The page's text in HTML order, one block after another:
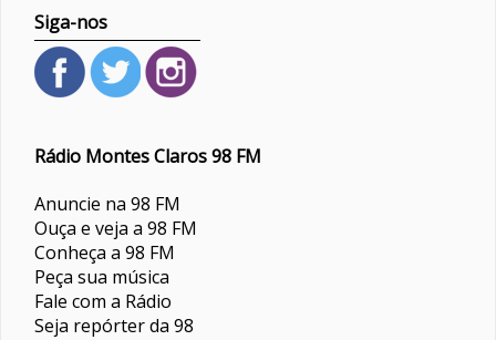
Siga-nos
Rádio Montes Claros 98 FM
Anuncie na 98 FM
Ouça e veja a 98 FM
Conheça a 98 FM
Peça sua música
Fale com a Rádio
Seja repórter da 98